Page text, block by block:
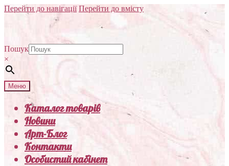
Перейти до навігації Перейти до вмісту
Пошук
×
Меню
Каталог товарів
Новини
Арт-Блог
Контакти
Особистий кабінет